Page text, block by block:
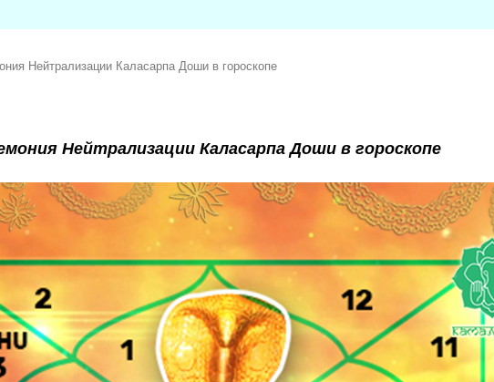
Нейтрализации Каласарпа Доши в гороскопе
Нейтрализации Каласарпа Доши в гороскопе